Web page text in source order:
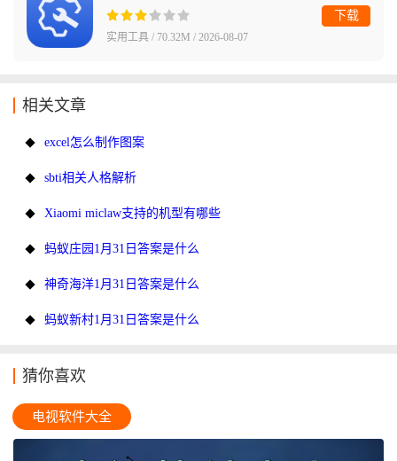
实用工具 / 70.32M / 2026-08-07
下载
相关文章
excel怎么制作图案
sbti相关人格解析
Xiaomi miclaw支持的机型有哪些
蚂蚁庄园1月31日答案是什么
神奇海洋1月31日答案是什么
蚂蚁新村1月31日答案是什么
猜你喜欢
电视软件大全